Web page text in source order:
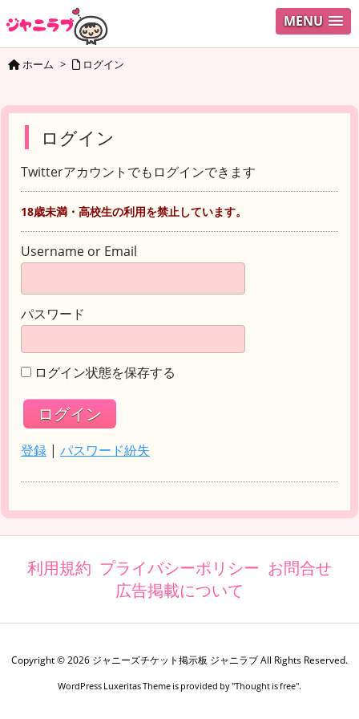
MENU
ホーム > ログイン
ログイン
Twitterアカウントでもログインできます
18歳未満・高校生の利用を禁止しています。
Username or Email
パスワード
ログイン状態を保存する
登録 | パスワード紛失
利用規約 プライバシーポリシー お問合せ
広告掲載について
Copyright ©2026 ジャニーズチケット掲示板 ジャニラブAll Rights Reserved.
WordPress Luxeritas Theme is provided by "Thought is free".